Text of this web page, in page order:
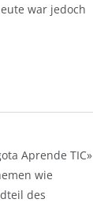
war jedoch
Aprende TIC»
wie
des